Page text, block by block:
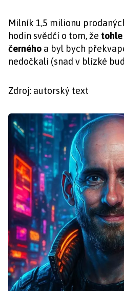
Milník 1,5 milionu
hodin svědčí o tom, že
černého a byl bych
nedočkali (snad v blízké
Zdroj: autorský text